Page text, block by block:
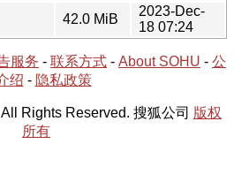
42.0 MiB
2023-Dec-
18 07:24
服务 - 联系方式 - About SOHU - 公
绍 - 隐私政策
Rights Reserved. 搜狐公司 版权
所有